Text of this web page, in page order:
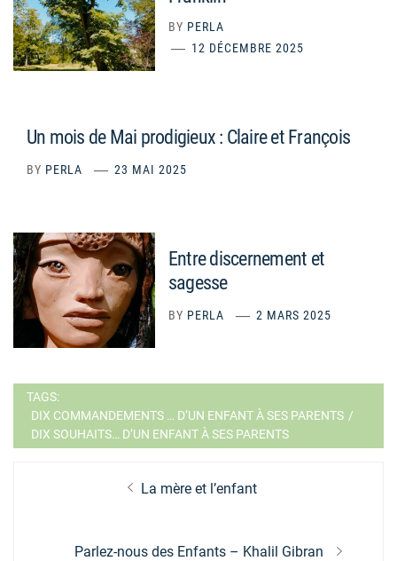
BY PERLA
12 DÉCEMBRE 2025
Un mois de Mai prodigieux : Claire et François
BY PERLA 23 MAI 2025
Entre discernement et
sagesse
BY PERLA 2 MARS 2025
TAGS:
DIX COMMANDEMENTS … D’UN ENFANT À SES PARENTS /
DIX SOUHAITS… D’UN ENFANT À SES PARENTS
Previous
La mère et l’enfant
Next
Parlez-nous des Enfants – Khalil Gibran